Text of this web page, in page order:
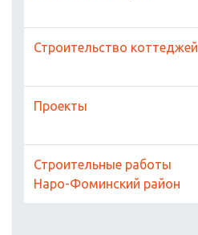
Строительство коттеджей
Проекты
Строительные работы
Наро-Фоминский район